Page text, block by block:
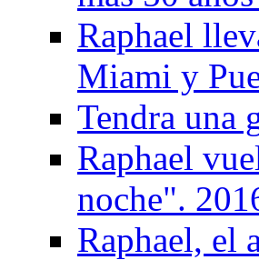
Raphael
Miami y
Tendra una
Raphael
noche".
Raphael, el